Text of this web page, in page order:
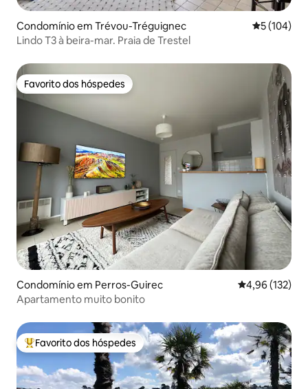
Condomínio em Trévou-Tréguignec
5 (104)
Lindo T3 à beira-mar. Praia de Trestel
Favorito dos hóspedes
Favorito dos hóspedes
Condomínio em Perros-Guirec Classificação
4,96 (132)
Apartamento muito bonito
Favoritos dos hóspedes mais apreciados
Favorito dos hóspedes